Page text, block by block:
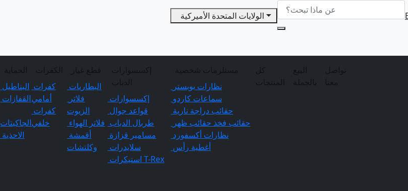
الولايات المتحدة الأميركية
الحماية
البناطيل
القفازات
الجاكيتات
الاحذية
الكفرات
أمامي
خلفي
قطع غيار
البطاريات
الزيوت
فلاتر الهواء
وكلتشات
إكسسوارات
الدباب
إكسسوارات
قواعد جوال
طربال الدباب
مسامير قزازة
سلايدرات
استيكرات T-Rex
مستلزمات شخصية
نظارات بوبستر
سماعات كاردو
حقائب دراجة نارية
حقائب ظهر حقائب فخذ
نظارات أكسفورد
أغطية رأس
كل
المنتجات
البيع
بالجملة
تواصل
معنا